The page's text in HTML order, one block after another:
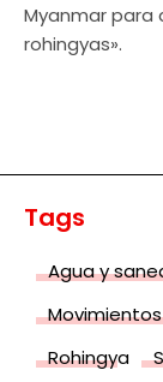
Myanmar
rohingyas».
Tags
Agua y
Rohingya